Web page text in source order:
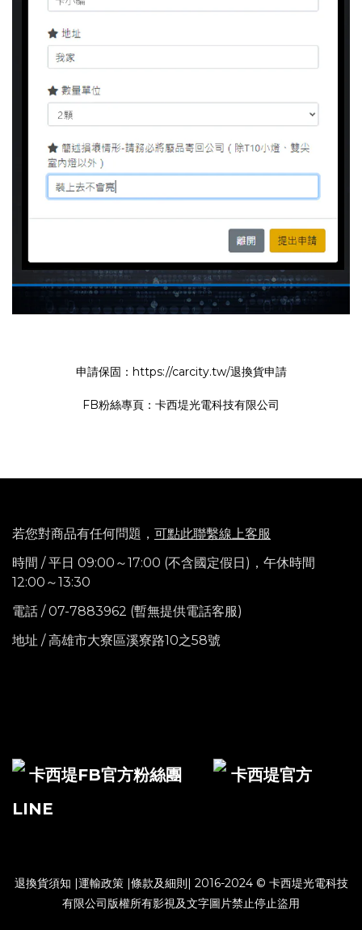
申請保固： https://carcity.tw/退換貨申請
FB粉絲專頁： 卡西堤光電科技有限公司
若您對商品有任何問題， 可點此聯繫線上客服
時間 / 平日 09:00～17:00 (不含國定假日)， 午休時間
12:00～13:30
電話 / 07-7883962 (暫無提供電話客服)
地址 / 高雄市大寮區溪寮路10之58號
卡西堤FB官方粉絲團
卡西堤官方
LINE
退換貨須知 |運輸政策|條款及細則| 2016-2024 © 卡西堤光電科技
有限公司版權所有影視及文字圖片禁止停止盜用